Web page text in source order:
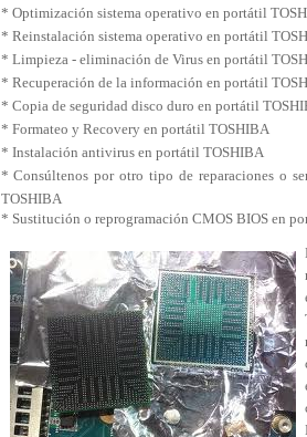
* Optimización sistema operativo en portátil
* Reinstalación sistema operativo en portátil
* Limpieza - eliminación de Virus en portátil
* Recuperación de la información en portátil
* Copia de seguridad disco duro en portátil
* Formateo y Recovery en portátil TOSHIBA
* Instalación antivirus en portátil TOSHIBA
* Consúltenos por otro tipo de reparaciones o
TOSHIBA
* Sustitución o reprogramación CMOS BIOS en